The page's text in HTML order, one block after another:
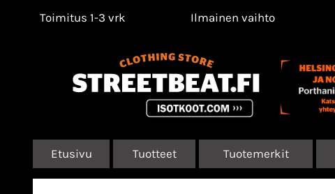
Toimitus 1-3 vrk Ilmainen vaihto
Etusivu Tuotteet Tuotemerkit